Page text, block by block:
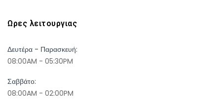
Ωρες λειτουργιας
Δευτέρα - Παρασκευή:
08:00AM - 05:30PM
Σαββάτο:
08:00AM - 02:00PM